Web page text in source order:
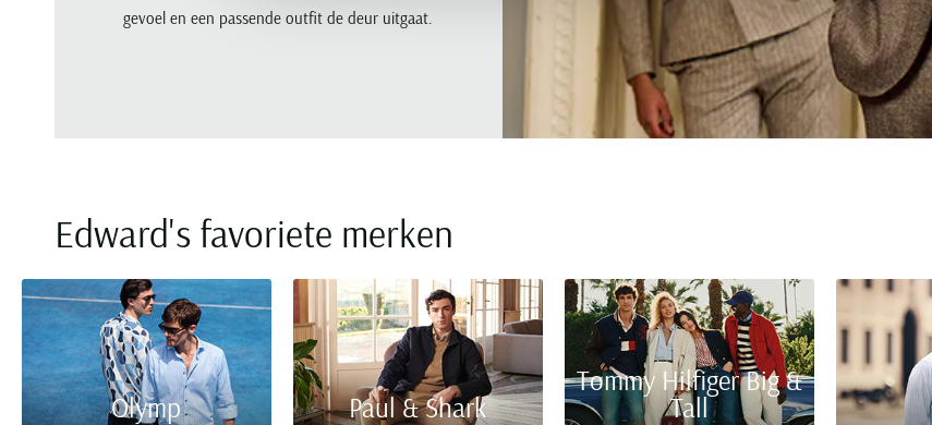
gevoel en een passende outfit de deur uitgaat.
Edward's favoriete merken
Olymp Paul & Shark
Tommy Hilfiger Big &
Tall